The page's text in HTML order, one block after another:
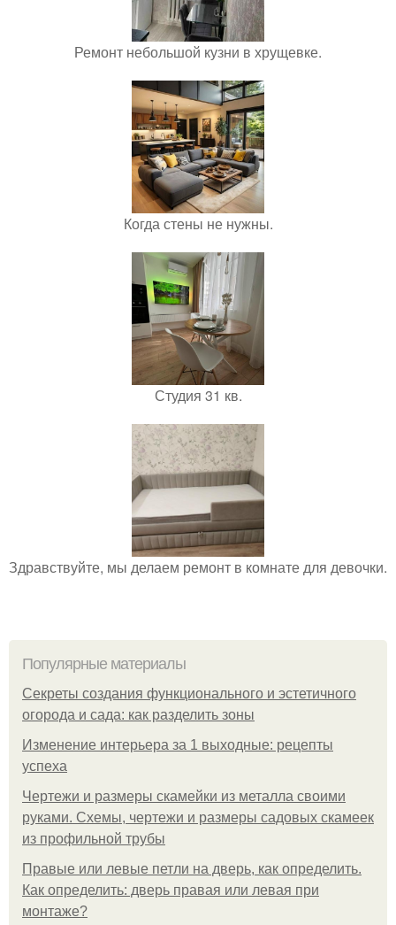
Ремонт небольшой кузни в хрущевке.
Когда стены не нужны.
Студия 31 кв.
Здравствуйте, мы делаем ремонт в комнате для девочки.
Популярные материалы
Секреты создания функционального и эстетичного
огорода и сада: как разделить зоны
Изменение интерьера за 1 выходные: рецепты
успеха
Чертежи и размеры скамейки из металла своими
руками. Схемы, чертежи и размеры садовых скамеек
из профильной трубы
Правые или левые петли на дверь, как определить.
Как определить: дверь правая или левая при
монтаже?